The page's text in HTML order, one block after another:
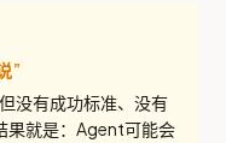
”
没有成功标准、没有
果就是：Agent可能会